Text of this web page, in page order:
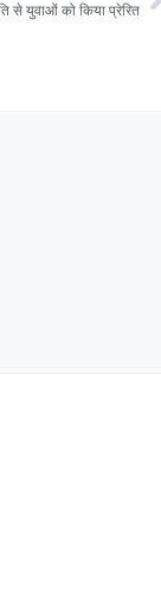
से युवाओं को किया प्रेरित